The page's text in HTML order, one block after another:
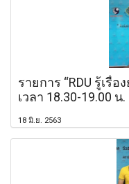
รายการ “RDU รู้เรื่
เวลา 18.30-19.00 น.
18 มิ.ย. 2563